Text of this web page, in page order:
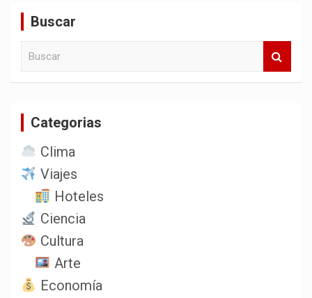
Buscar
Categorias
Clima
Viajes
Hoteles
Ciencia
Cultura
Arte
Economía